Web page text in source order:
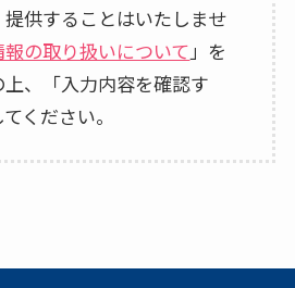
供することはいたしませ
の取り扱いについて 」を
、「入力内容を確認す
ください。